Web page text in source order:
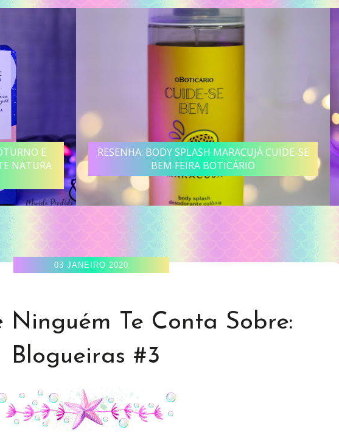
E
NATURA
RESENHA: BODY SPLASH MARACUJÁ CUIDE-SE
BEM FEIRA BOTICÁRIO
03 JANEIRO 2020
Ninguém Te Conta Sobre:
Blogueiras #3